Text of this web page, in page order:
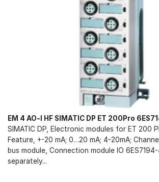
EM 4 AO-I HF SIMATIC DP ET 200Pro
SIMATIC DP, Electronic modules for ET 200
Feature, +-20 mA; 0…20 mA; 4-20mA;
bus module, Connection module IO
separately...